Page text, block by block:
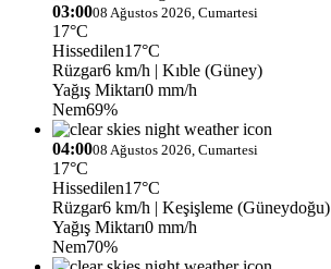
03:0008 Ağustos 2026, Cumartesi
17°C
Hissedilen17°C
Rüzgar6 km/h | Kıble (Güney)
Yağış Miktarı0 mm/h
Nem69%
04:0008 Ağustos 2026, Cumartesi
17°C
Hissedilen17°C
Rüzgar6 km/h | Keşişleme (Güneydoğu)
Yağış Miktarı0 mm/h
Nem70%